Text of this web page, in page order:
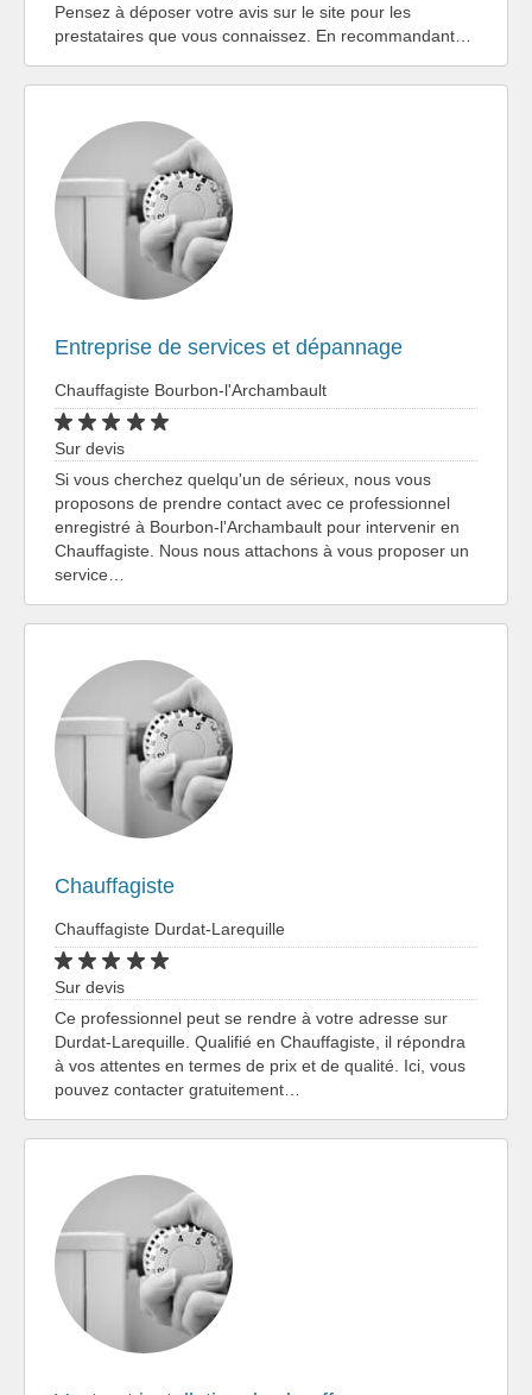
Pensez à déposer votre avis sur le site pour les
prestataires que vous connaissez. En recommandant…
Entreprise de services et dépannage
Chauffagiste Bourbon-l'Archambault
Sur devis
Si vous cherchez quelqu'un de sérieux, nous vous
proposons de prendre contact avec ce professionnel
enregistré à Bourbon-l'Archambault pour intervenir en
Chauffagiste. Nous nous attachons à vous proposer un
service…
Chauffagiste
Chauffagiste Durdat-Larequille
Sur devis
Ce professionnel peut se rendre à votre adresse sur
Durdat-Larequille. Qualifié en Chauffagiste, il répondra
à vos attentes en termes de prix et de qualité. Ici, vous
pouvez contacter gratuitement…